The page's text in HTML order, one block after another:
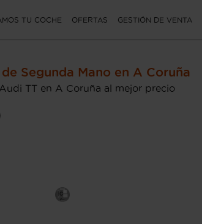
TU COCHE OFERTAS GESTIÓN DE VENTA
Segunda Mano en A Coruña
TT en A Coruña al mejor precio